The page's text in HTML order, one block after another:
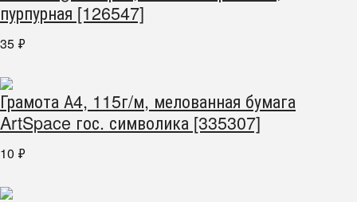
пурпурная [126547]
35 ₽
Грамота А4, 115г/м, мелованная бумага
ArtSpace гос. символика [335307]
10 ₽